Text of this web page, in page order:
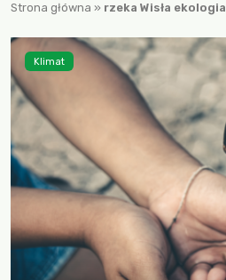
Strona główna » rzeka Wisła ekologia
Klimat